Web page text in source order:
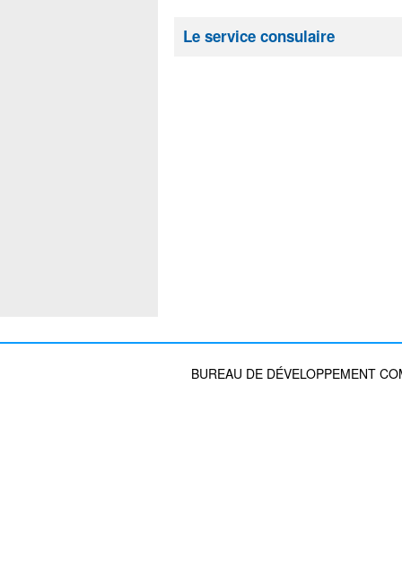
Le service consulaire
BUREAU DE DÉVELOPPEMENT